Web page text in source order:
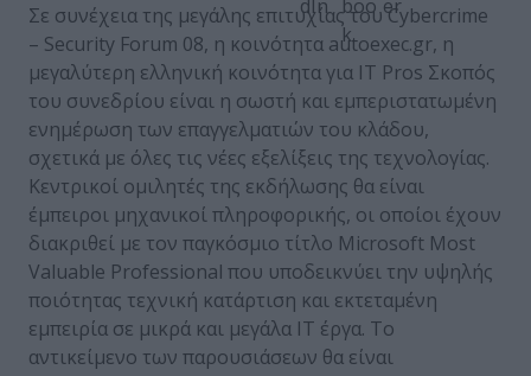
Σε συνέχεια της μεγάλης επιτυχίας του Cybercrime
– Security Forum 08, η κοινότητα autoexec.gr, η
μεγαλύτερη ελληνική κοινότητα για IT Pros Σκοπός
του συνεδρίου είναι η σωστή και εμπεριστατωμένη
ενημέρωση των επαγγελματιών του κλάδου,
σχετικά με όλες τις νέες εξελίξεις της τεχνολογίας.
Κεντρικοί ομιλητές της εκδήλωσης θα είναι
έμπειροι μηχανικοί πληροφορικής, οι οποίοι έχουν
διακριθεί με τον παγκόσμιο τίτλο Microsoft Most
Valuable Professional που υποδεικνύει την υψηλής
ποιότητας τεχνική κατάρτιση και εκτεταμένη
εμπειρία σε μικρά και μεγάλα IT έργα. To
αντικείμενο των παρουσιάσεων θα είναι